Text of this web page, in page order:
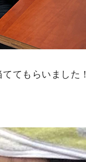
てもらいました！